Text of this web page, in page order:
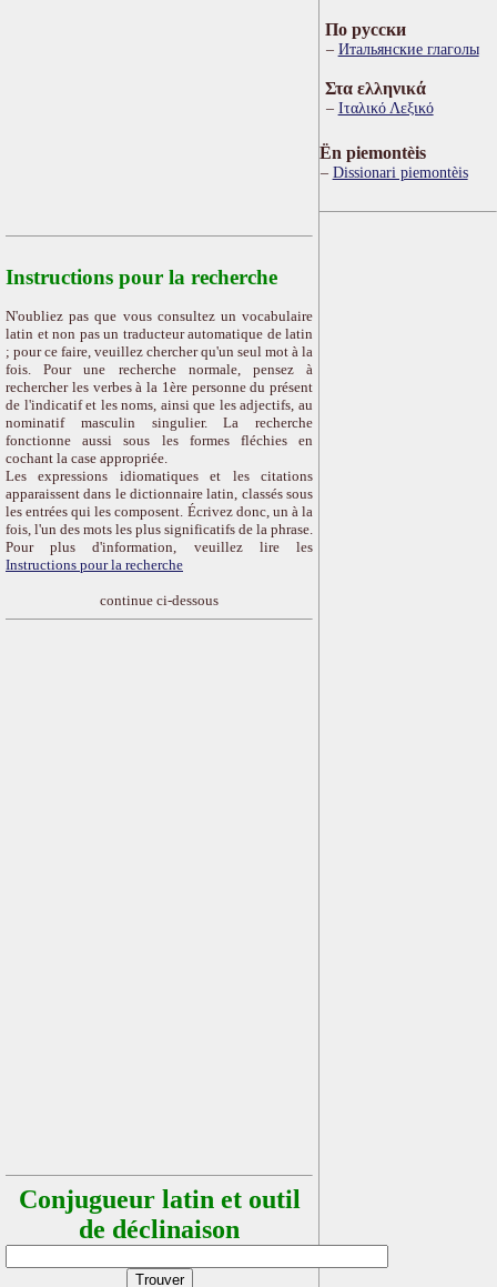
Instructions pour la recherche
N'oubliez pas que vous consultez un vocabulaire
latin et non pas un traducteur automatique de latin
; pour ce faire, veuillez chercher qu'un seul mot à la
fois. Pour une recherche normale, pensez à
rechercher les verbes à la 1ère personne du présent
de l'indicatif et les noms, ainsi que les adjectifs, au
nominatif masculin singulier. La recherche
fonctionne aussi sous les formes fléchies en
cochant la case appropriée.
Les expressions idiomatiques et les citations
apparaissent dans le dictionnaire latin, classés sous
les entrées qui les composent. Écrivez donc, un à la
fois, l'un des mots les plus significatifs de la phrase.
Pour plus d'information, veuillez lire les
Instructions pour la recherche
continue ci-dessous
Conjugueur latin et outil
de déclinaison
По русски
Итальянские глаголы
Στα ελληνικά
Ιταλικό Λεξικό
Ën piemontèis
Dissionari piemontèis